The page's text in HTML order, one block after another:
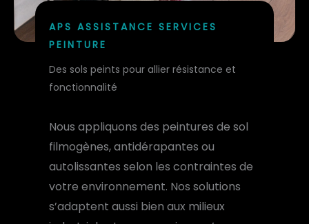
APS ASSISTANCE SERVICES
PEINTURE
Des sols peints pour allier résistance et
fonctionnalité
Nous appliquons des peintures de sol
filmogènes, antidérapantes ou
autolissantes selon les contraintes de
votre environnement. Nos solutions
s’adaptent aussi bien aux milieux